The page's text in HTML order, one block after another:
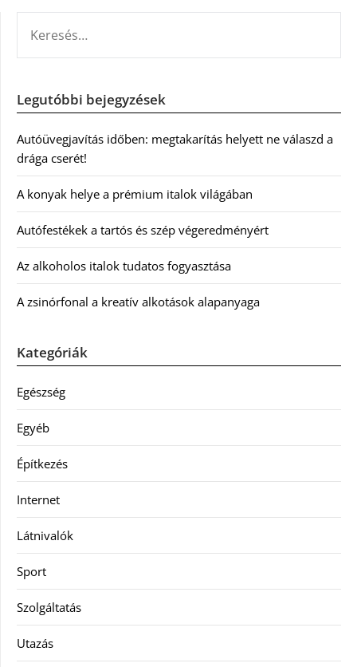
Legutóbbi bejegyzések
Autóüvegjavítás időben: megtakarítás helyett ne válaszd a
drága cserét!
A konyak helye a prémium italok világában
Autófestékek a tartós és szép végeredményért
Az alkoholos italok tudatos fogyasztása
A zsinórfonal a kreatív alkotások alapanyaga
Kategóriák
Egészség
Egyéb
Építkezés
Internet
Látnivalók
Sport
Szolgáltatás
Utazás